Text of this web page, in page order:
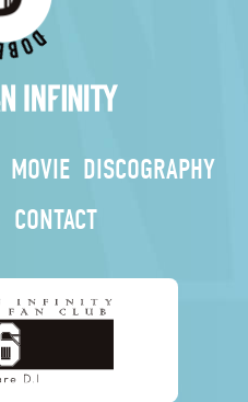
MOVIE DISCOGRAPHY
CONTACT